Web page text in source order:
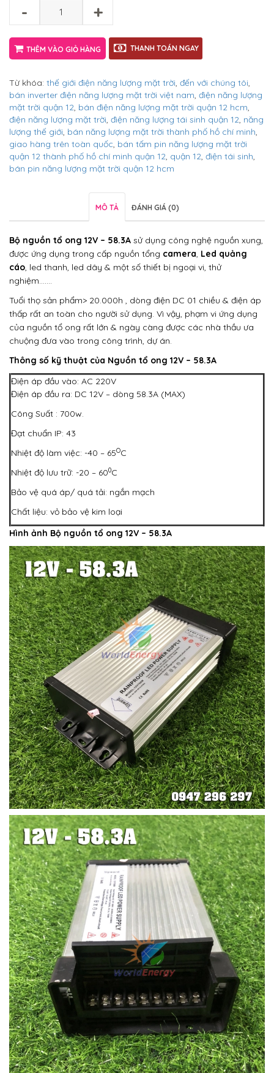
- +
THÊM VÀO GIỎ HÀNG THANH TOÁN NGAY
Từ khóa: thế giới điện năng lượng mặt trời, đến với chúng tôi,
bán inverter điện năng lượng mặt trời việt nam, điện năng lượng
mặt trời quận 12, bán điện năng lượng mặt trời quận 12 hcm,
điện năng lượng mặt trời, điện năng lượng tái sinh quận 12, năng
lượng thế giới, bán năng lượng mặt trời thành phố hồ chí minh,
giao hàng trên toàn quốc, bán tấm pin năng lượng mặt trời
quận 12 thành phố hồ chí minh quận 12, quận 12, điện tái sinh,
bán pin năng lượng mặt trời quận 12 hcm
MÔ TẢ ĐÁNH GIÁ (0)
Bộ nguồn tổ ong 12V – 58.3A sử dụng công nghệ nguồn xung,
được ứng dụng trong cấp nguồn tổng camera, Led quảng
cáo, led thanh, led dây & một số thiết bị ngoại vi, thử
nghiệm…….
Tuổi thọ sản phẩm> 20.000h , dòng điện DC 01 chiều & điện áp
thấp rất an toàn cho người sử dụng. Vì vậy, phạm vi ứng dụng
của nguồn tổ ong rất lớn & ngày càng được các nhà thầu ưa
chuộng đưa vào trong công trình, dự án.
Thông số kỹ thuật của Nguồn tổ ong 12V – 58.3A
Điện áp đầu vào: AC 220V
Điện áp đầu ra: DC 12V – dòng 58.3A (MAX)
Công Suất : 700w.
Đạt chuẩn IP: 43
Nhiệt độ làm việc: -40 – 65OC
Nhiệt độ lưu trữ: -20 – 600C
Bảo vệ quá áp/ quá tải: ngắn mạch
Chất liệu: vỏ bảo vệ kim loại
Hình ảnh Bộ nguồn tổ ong 12V – 58.3A